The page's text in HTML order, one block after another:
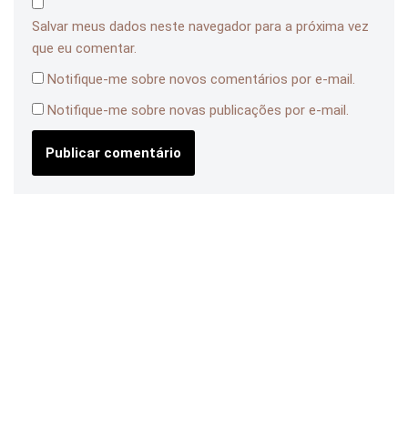
Salvar meus dados neste navegador para a próxima vez
que eu comentar.
Notifique-me sobre novos comentários por e-mail.
Notifique-me sobre novas publicações por e-mail.